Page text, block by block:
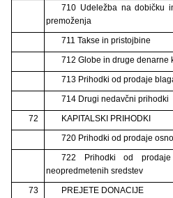
710 Udeležba na dobičku
premoženja
711 Takse in pristojbine
712 Globe in druge denarne
713 Prihodki od prodaje
714 Drugi nedavčni prihodki
72
KAPITALSKI PRIHODKI
720 Prihodki od prodaje
722 Prihodki od
neopredmetenih sredstev
73
PREJETE DONACIJE